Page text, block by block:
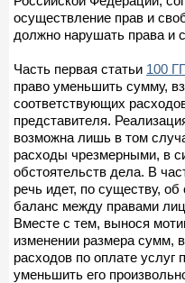
осуществление прав и
должно нарушать права и
Часть первая статьи 100
право уменьшить сумму,
соответствующих
представителя.
возможна лишь в том
расходы чрезмерными, в
обстоятельств дела. В
речь идет, по существу,
баланс между правами
Вместе с тем, вынося
изменении размера сумм,
расходов по оплате услуг
уменьшить его